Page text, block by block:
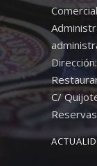
Dirección:
C/